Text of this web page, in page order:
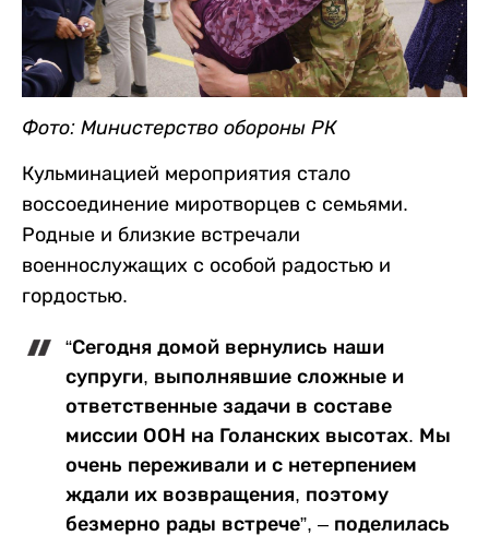
Фото: Министерство обороны РК
Кульминацией мероприятия стало
воссоединение миротворцев с семьями.
Родные и близкие встречали
военнослужащих с особой радостью и
гордостью.
“Сегодня домой вернулись наши
супруги, выполнявшие сложные и
ответственные задачи в составе
миссии ООН на Голанских высотах. Мы
очень переживали и с нетерпением
ждали их возвращения, поэтому
безмерно рады встрече”, – поделилась